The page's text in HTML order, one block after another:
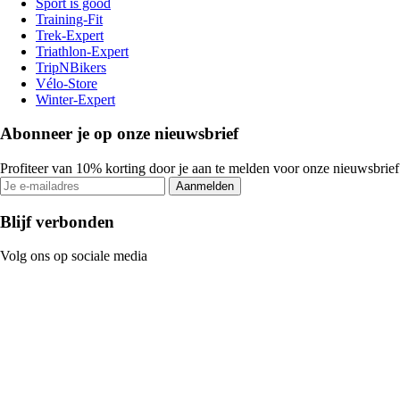
Training-Fit
Trek-Expert
Triathlon-Expert
TripNBikers
Vélo-Store
Winter-Expert
Abonneer je op onze nieuwsbrief
Profiteer van 10% korting door je aan te melden voor onze nieuwsbrief
Aanmelden
Blijf verbonden
Volg ons op sociale media